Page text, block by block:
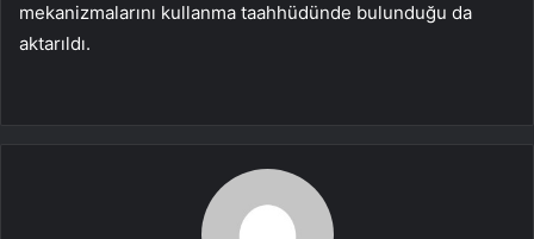
mekanizmalarını kullanma taahhüdünde bulunduğu da
aktarıldı.